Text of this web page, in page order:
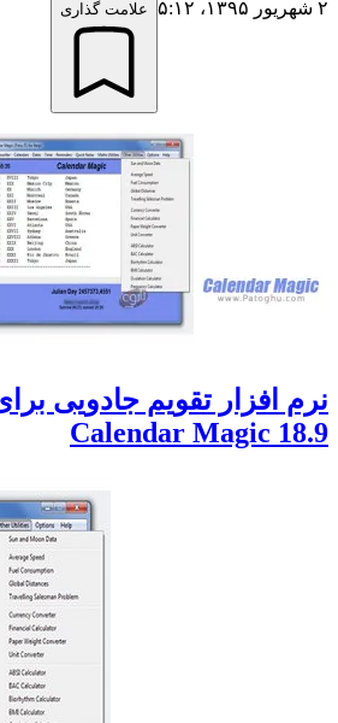
علامت گذاری
تقویم جادویی برای
Calendar Magic